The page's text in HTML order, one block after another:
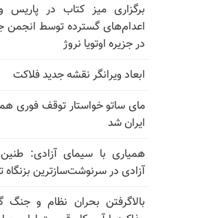
برگزاری میز کتاب در
اعدام‌های گسترده توسط انجمن
در جزیره اوتویا نروژ
ابعاد ویرانگر نقشه جدید فلاکت
مای ساتو خواستار توقف فوری
ایران شد
همیاری با سیمای آزادی:
آزادی در سرنوشت‌سازترین بزنگاه
بالا‌گرفتن بحران نظام و جنگ